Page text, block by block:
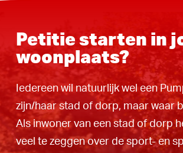
Petitie starten in
woonplaats?
Iedereen wil natuurlijk wel een
zijn/haar stad of dorp, maar waar
Als inwoner van een stad of dorp
veel te zeggen over de sport- en